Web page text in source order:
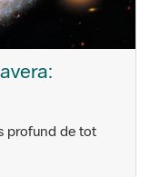
profund de tot